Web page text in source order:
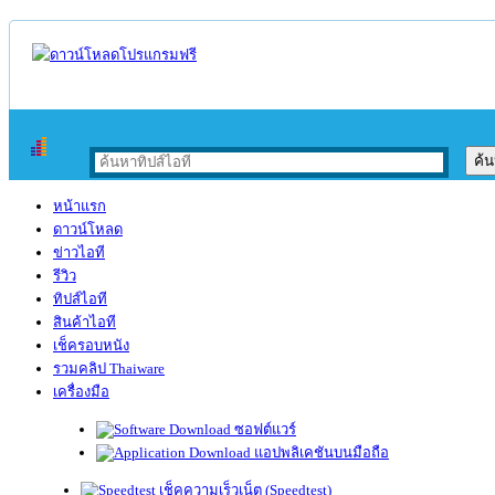
หน้าแรก
ดาวน์โหลด
ข่าวไอที
รีวิว
ทิปส์ไอที
สินค้าไอที
เช็ครอบหนัง
รวมคลิป Thaiware
เครื่องมือ
ซอฟต์แวร์
แอปพลิเคชันบนมือถือ
เช็คความเร็วเน็ต (Speedtest)